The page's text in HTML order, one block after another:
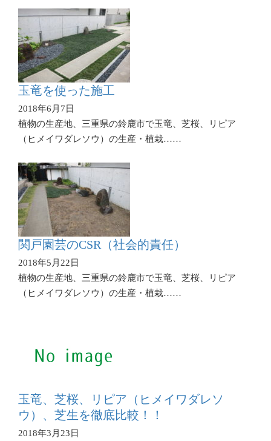
玉竜を使った施工
2018年6月7日
植物の生産地、三重県の鈴鹿市で玉竜、芝桜、リピア
（ヒメイワダレソウ）の生産・植栽……
関戸園芸のCSR（社会的責任）
2018年5月22日
植物の生産地、三重県の鈴鹿市で玉竜、芝桜、リピア
（ヒメイワダレソウ）の生産・植栽……
玉竜、芝桜、リピア（ヒメイワダレソ
ウ）、芝生を徹底比較！！
2018年3月23日